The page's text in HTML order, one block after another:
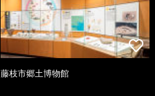
藤枝市郷土博物館